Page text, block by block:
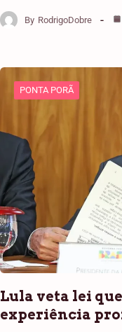
By RodrigoDobre
PONTA PORÃ
Lula veta lei
experiência